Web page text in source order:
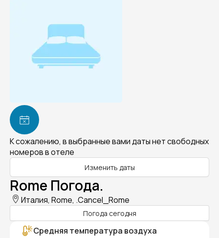
К сожалению, в выбранные вами даты нет свободных
номеров в отеле
Изменить даты
Rome Погода.
Италия, Rome, .Cancel_Rome
Погода сегодня
Средняя температура воздуха